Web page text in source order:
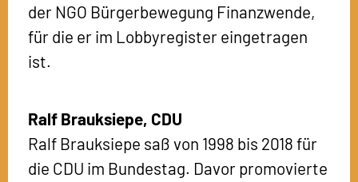
der NGO Bürgerbewegung Finanzwende,
für die er im Lobbyregister eingetragen
ist.
Ralf Brauksiepe, CDU
Ralf Brauksiepe saß von 1998 bis 2018 für
die CDU im Bundestag. Davor promovierte